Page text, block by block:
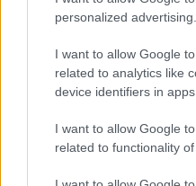
personalized advertising.
I want to allow Google
related to analytics like
device identifiers in apps.
I want to allow Google
related to functionality
HA ENNÉNK